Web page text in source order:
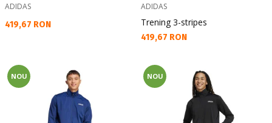
ADIDAS
Текуща цена:
419,67 RON
ADIDAS
Trening 3-stripes
Текуща цена:
419,67 RON
NOU NOU